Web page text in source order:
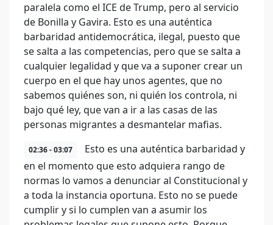
paralela como el ICE de Trump, pero al servicio
de Bonilla y Gavira. Esto es una auténtica
barbaridad antidemocrática, ilegal, puesto que
se salta a las competencias, pero que se salta a
cualquier legalidad y que va a suponer crear un
cuerpo en el que hay unos agentes, que no
sabemos quiénes son, ni quién los controla, ni
bajo qué ley, que van a ir a las casas de las
personas migrantes a desmantelar mafias.
02:36 - 03:07
Esto es una auténtica barbaridad y
en el momento que esto adquiera rango de
normas lo vamos a denunciar al Constitucional y
a toda la instancia oportuna. Esto no se puede
cumplir y si lo cumplen van a asumir los